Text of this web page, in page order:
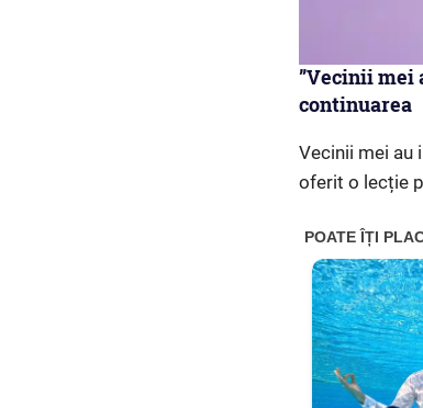
”Vecinii mei
continuarea
Vecinii mei au
oferit o lecție